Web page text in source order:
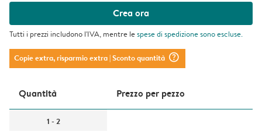
Crea ora
Tutti i prezzi includono l'IVA, mentre lespese di spedizionesono escluse.
Copie extra, risparmio extra| Sconto quantità question_mark_circle
Quantità Prezzo per pezzo
1 - 2